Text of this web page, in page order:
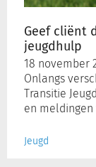
Geef cliënt
jeugdhulp
18 november
Onlangs
Transitie
en
Jeugd